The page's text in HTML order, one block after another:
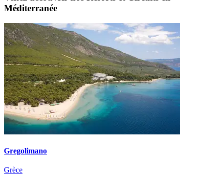
Méditerranée
Gregolimano
Grèce